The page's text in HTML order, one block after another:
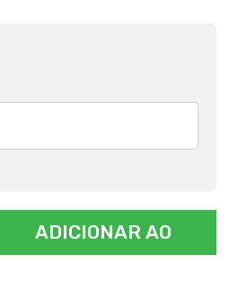
ADICIONAR AO